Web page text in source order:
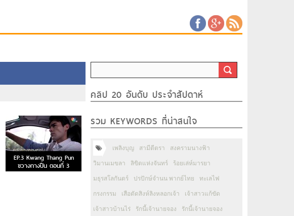
EP.3 Kwang Thang Pun
ขวางทางปืน ตอนที่ 3
คลิป 20 อันดับ ประจำสัปดาห์
รวม KEYWORDS ที่น่าสนใจ
เพลิงบุญ สามีตีตรา สงครามนางฟ้า
วิมานเมขลา ลิขิตแห่งจันทร์ ร้อยเล่ห์มารยา
มธุรสโลกันตร์ ปรปักษ์จำนน พากย์ไทย ทะเลไฟ
กรงกรรม เสือตัดสิงห์ลิงหลอกเจ้า เจ้าสาวแก้ขัด
เจ้าสาวบ้านไร่ รักนี้เจ้านายจอง รักนี้เจ้านายจอง